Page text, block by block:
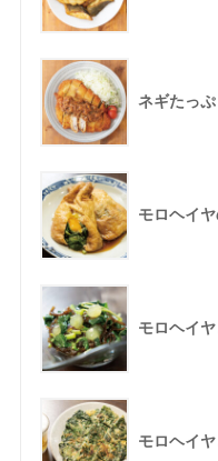
ネギたっ
モロヘイ
モロヘイ
モロヘイ